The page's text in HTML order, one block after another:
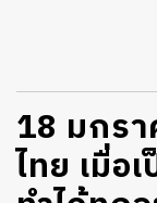
18 มกร
ไทย เมื่อ